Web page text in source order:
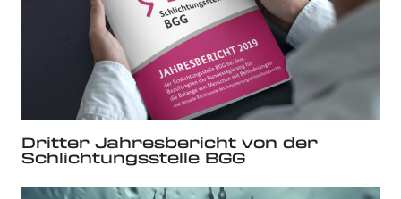
Dritter Jahresbericht von der
Schlichtungsstelle BGG